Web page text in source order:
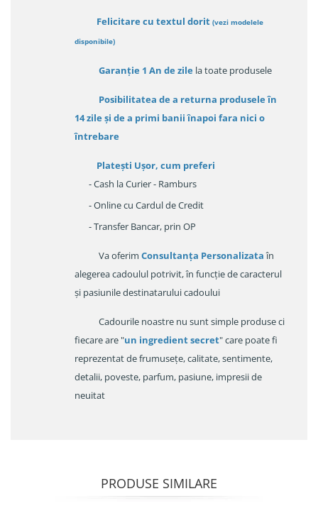
Felicitare cu textul dorit (vezi modelele
disponibile)
Garanție 1 An de zile la toate produsele
Posibilitatea de a returna produsele în
14 zileși de a primi banii înapoi fara nici o
întrebare
Platești Ușor, cum preferi
- Cash la Curier - Ramburs
- Online cu Cardul de Credit
- Transfer Bancar, prin OP
Va oferim Consultanța Personalizataîn
alegerea cadoulul potrivit, în funcție de caracterul
și pasiunile destinatarului cadoului
Cadourile noastre nu sunt simple produse ci
fiecare are "un ingredient secret" care poate fi
reprezentat de frumusețe, calitate, sentimente,
detalii, poveste, parfum, pasiune, impresii de
neuitat
PRODUSE SIMILARE